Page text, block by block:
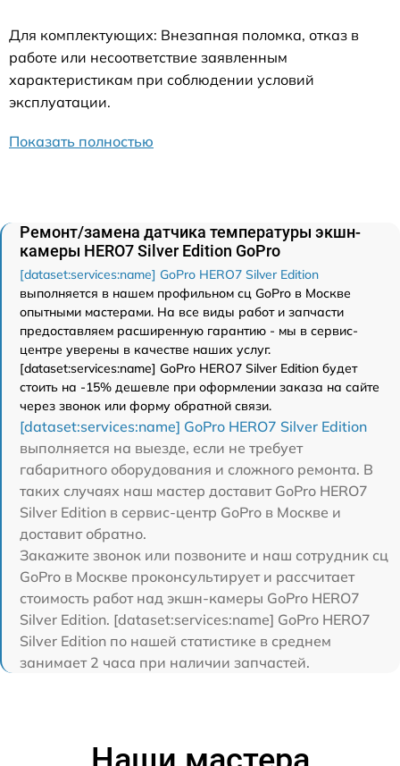
Для комплектующих: Внезапная поломка, отказ в
работе или несоответствие заявленным
характеристикам при соблюдении условий
эксплуатации.
Показать полностью
Ремонт/замена датчика температуры экшн-
камеры HERO7 Silver Edition GoPro
[dataset:services:name] GoPro HERO7 Silver Edition
выполняется в нашем профильном сц GoPro в Москве
опытными мастерами. На все виды работ и запчасти
предоставляем расширенную гарантию - мы в сервис-
центре уверены в качестве наших услуг.
[dataset:services:name] GoPro HERO7 Silver Edition будет
стоить на -15% дешевле при оформлении заказа на сайте
через звонок или форму обратной связи.
[dataset:services:name] GoPro HERO7 Silver Edition
выполняется на выезде, если не требует
габаритного оборудования и сложного ремонта. В
таких случаях наш мастер доставит GoPro HERO7
Silver Edition в сервис-центр GoPro в Москве и
доставит обратно.
Закажите звонок или позвоните и наш сотрудник сц
GoPro в Москве проконсультирует и рассчитает
стоимость работ над экшн-камеры GoPro HERO7
Silver Edition. [dataset:services:name] GoPro HERO7
Silver Edition по нашей статистике в среднем
занимает 2 часа при наличии запчастей.